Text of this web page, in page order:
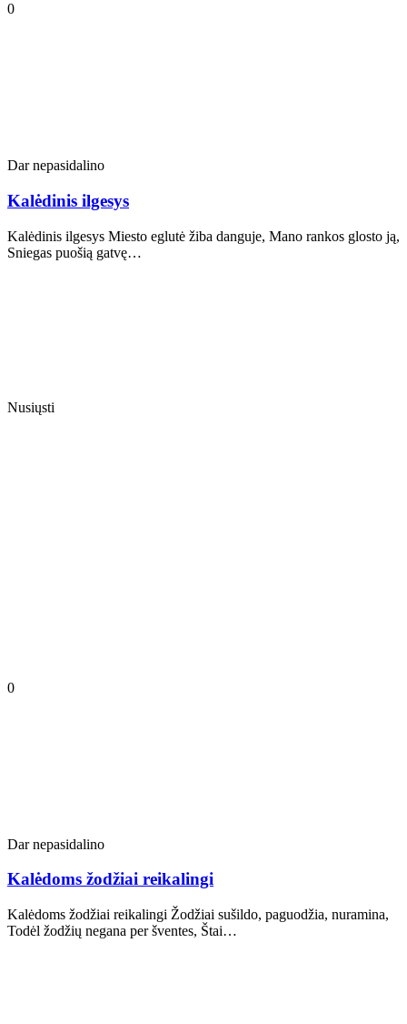
0
Dar nepasidalino
Kalėdinis ilgesys
Kalėdinis ilgesys Miesto eglutė žiba danguje, Mano rankos glosto ją,
Sniegas puošią gatvę…
Nusiųsti
0
Dar nepasidalino
Kalėdoms žodžiai reikalingi
Kalėdoms žodžiai reikalingi Žodžiai sušildo, paguodžia, nuramina,
Todėl žodžių negana per šventes, Štai…